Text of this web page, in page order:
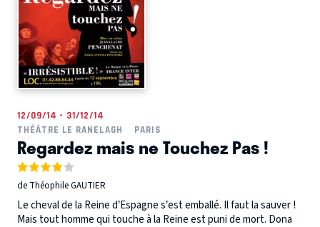
12/09/14 - 31/12/14
THÉÂTRE LE RANELAGH
PARIS
Regardez mais ne Touchez Pas !
de Théophile GAUTIER
Le cheval de la Reine d’Espagne s’est emballé. Il faut la sauver !
Mais tout homme qui touche à la Reine est puni de mort. Dona